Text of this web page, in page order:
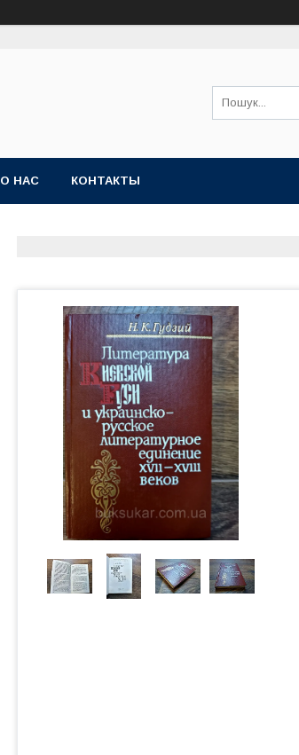
О НАС КОНТАКТЫ